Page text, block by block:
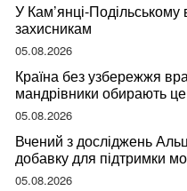
У Кам’янці-
захисникам
05.08.2026
Країна без узбережжя
мандрівники обирають
05.08.2026
Вчений з досліджень
добавку для підтримки
05.08.2026